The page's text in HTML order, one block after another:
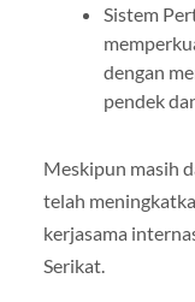
Sistem
dengan
pendek
Meskipun masih
telah
kerjasama
Serikat.